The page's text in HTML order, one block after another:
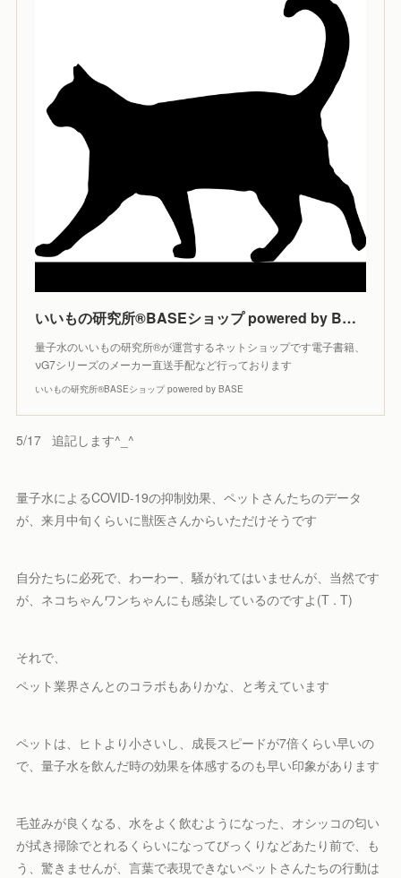
いいもの研究所®️BASEショップ powered by BASE
量子水のいいもの研究所®️が運営するネットショップです電子書籍、
νG7シリーズのメーカー直送手配など行っております
いいもの研究所®️BASEショップ powered by BASE
5/17 追記します^_^
量子水によるCOVID-19の抑制効果、ペットさんたちのデータ
が、来月中旬くらいに獣医さんからいただけそうです
自分たちに必死で、わーわー、騒がれてはいませんが、当然です
が、ネコちゃんワンちゃんにも感染しているのですよ(T . T)
それで、
ペット業界さんとのコラボもありかな、と考えています
ペットは、ヒトより小さいし、成長スピードが7倍くらい早いの
で、量子水を飲んだ時の効果を体感するのも早い印象があります
毛並みが良くなる、水をよく飲むようになった、オシッコの匂い
が拭き掃除でとれるくらいになってびっくりなどあたり前で、も
う、驚きませんが、言葉で表現できないペットさんたちの行動は